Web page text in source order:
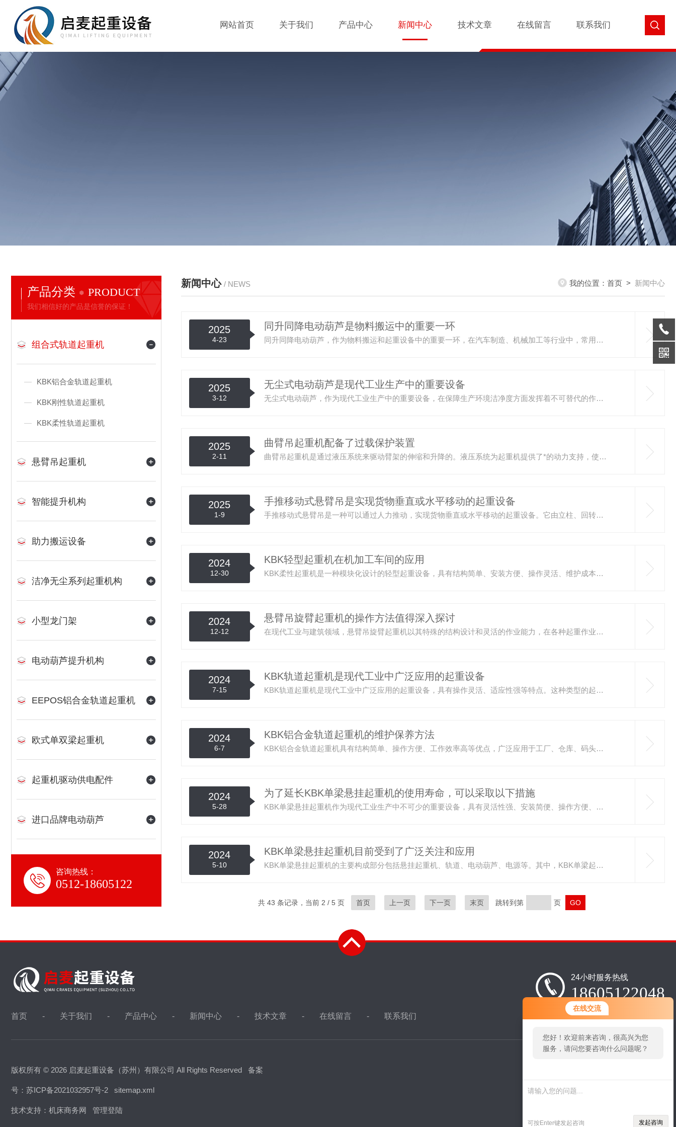
在线交流
您好！欢迎前来咨询，很高兴为您
服务，请问您要咨询什么问题呢？
可按Enter键发起咨询 发起咨询
网站首页 关于我们 产品中心 新闻中心 技术文章 在线留言 联系我们
产品分类 PRODUCT
我们相信好的产品是信誉的保证！
组合式轨道起重机
KBK铝合金轨道起重机
KBK刚性轨道起重机
KBK柔性轨道起重机
悬臂吊起重机
智能提升机构
助力搬运设备
洁净无尘系列起重机构
小型龙门架
电动葫芦提升机构
EEPOS铝合金轨道起重机
欧式单双梁起重机
起重机驱动供电配件
进口品牌电动葫芦
咨询热线：
0512-18605122
新闻中心 / NEWS 我的位置： 首页 > 新闻中心
2025
4-23
同升同降电动葫芦是物料搬运中的重要一环
同升同降电动葫芦，作为物料搬运和起重设备中的重要一环，在汽车制造、机械加工等行业中，常用于吊运大型零部件或成品，提高生产效率并确保操作安全；在货物装卸、堆垛等作业中，能够实现货物的快速、准确吊运，减少人工劳动强度；在建筑工地上，可用于吊运建筑材料、工具等物品，方便施工人员进行高空作业。同升同降电动葫芦的测定步骤：1.准备工作：-将电动葫芦安装在试验台上，确保安装牢固且位置正确。-连接好电源和控制系统，检查线路是否连接正确、绝缘是否良好。2.空载测试：-启动电动葫芦，进行空载升...
2025
3-12
无尘式电动葫芦是现代工业生产中的重要设备
无尘式电动葫芦，作为现代工业生产中的重要设备，在保障生产环境洁净度方面发挥着不可替代的作用，专为无尘环境设计，如生物工程、医疗器械、食品、微电子等行业。在这些行业中，微小的粉尘都可能对产品质量产生严重影响。因此，通过其特殊的防尘设计，能够在吊装作业过程中有效防止灰尘的产生和扩散，确保生产环境的高洁净度。无尘式电动葫芦的特点：1.洁净耐磨：整个葫芦吊机采用不锈钢材料进行外围包装，下方连接的起重链条也进行了包裹处理，有效避免了尘土沾染。同时，不锈钢材质具有良好的耐磨、耐腐蚀性能，...
2025
2-11
曲臂吊起重机配备了过载保护装置
曲臂吊起重机是通过液压系统来驱动臂架的伸缩和升降的。液压系统为起重机提供了*的动力支持，使其能够轻松地举起沉重的物体。同时，操作人员可以通过控制手柄准确地控制臂架的伸展角度、长度以及起升高度，确保吊装作业的安全和准确。这种准确的控制能力对于一些对吊运精度要求较高的工作尤为重要，比如在吊运精密仪器或者易碎物品时，操作人员可以利用曲臂吊的准确控制功能，将物品平稳地吊运到目的地，避免因晃动或碰撞而造成损坏。在安全方面，曲臂吊起重机也有着诸多的设计保障，它配备了过载保护装置。当吊装的...
2025
1-9
手推移动式悬臂吊是实现货物垂直或水平移动的起重设备
手推移动式悬臂吊是一种可以通过人力推动，实现货物垂直或水平移动的起重设备。它由立柱、回转装置、悬臂梁、电动葫芦(或其他升降机构)、底座和移动机构等部分组成。立柱固定于底座上，悬臂梁通过回转装置与立柱连接，可以在水平面内旋转。电动葫芦安装在悬臂梁上，负责货物的升降。底座下方装有轮子，使得整个设备可以方便地移动到不同的工作位置。该设备的工作原理相对简单。操作者通过推动底座，将悬臂吊移至固定位置，然后调整悬臂梁的角度，使其对准货物。随后，启动电动葫芦，通过钢丝绳将货物提升或降低到所...
2024
12-30
KBK轻型起重机在机加工车间的应用
KBK柔性起重机是一种模块化设计的轻型起重设备，具有结构简单、安装方便、操作灵活、维护成本低等特点。其采用电气自动化控制，可实现多种运动方式，如直线运动、曲线运动等。KBK柔性起重机适用于各种场合的物料搬运，如生产线、仓库、车间等。本文介绍KBK轻型起重机在机加工车间的应用。1.提高生产效率装配车间生产线复杂，涉及大量重型零部件的搬运。采用KBK柔性起重机后，大大提高了生产效率。一方面，KBK起重机运行速度快，缩短了物料搬运时间；另一方面，其灵活的运动方式，使得生产线布局更加...
2024
12-12
悬臂吊旋臂起重机的操作方法值得深入探讨
在现代工业与建筑领域，悬臂吊旋臂起重机以其特殊的结构设计和灵活的作业能力，在各种起重作业中扮演着*的角色。这种起重机通过其旋转和伸缩的功能，能够覆盖更广的工作范围，提高了工作效率和安全性。悬臂吊旋臂起重机的基本工作原理是利用固定在基座上的立柱作为支撑点，通过顶部的回转机构使悬臂进行360度旋转。悬臂本身可以水平伸展或收缩，以适应不同距离的起吊需求。这种设计使得起重机能够在较小的占地面积内实现大范围的作业覆盖。悬臂吊旋臂起重机的设计特点主要体现在其结构的灵活性和操作的便捷性上。...
2024
7-15
KBK轨道起重机是现代工业中广泛应用的起重设备
KBK轨道起重机是现代工业中广泛应用的起重设备，具有操作灵活、适应性强等特点。这种类型的起重机采用模块化设计，能够根据不同的使用环境和需求进行快速组装和调整，提高了工作效率和安全性。核心优势在于其柔性组合式悬挂系统。该系统允许起重机在多种配置下运行，包括直线运行、转弯及变轨等模式。这种设计使得KBK起重机能够在复杂的工作环境中，如生产线上方或物料搬运区域，实现高效的空间利用和物品搬运。同时，转弯及变轨技术的运用，确保了起重机能在有限的空间内进行多方位的物品搬运作业。KBK轨道...
2024
6-7
KBK铝合金轨道起重机的维护保养方法
KBK铝合金轨道起重机具有结构简单、操作方便、工作效率高等优点，广泛应用于工厂、仓库、码头等场所。它可以替代人工搬运，提高生产效率，减少劳动强度，是现代工业生产中不可少的重要设备之一。是一种用于工业生产中起重和搬运物料的机械设备。它由起重机构、移动机构和支撑结构组成，可沿着轨道移动，实现对物料的精准搬运和起升操作。1.起重机构由电动机、齿轮箱、钢丝绳和吊钩等部件组成。电动机通过齿轮箱传动，驱动钢丝绳上下升降，实现对物料的起升操作。吊钩通过钢丝绳连接，可以快速、准确地吊取和放置...
2024
5-28
为了延长KBK单梁悬挂起重机的使用寿命，可以采取以下措施
KBK单梁悬挂起重机作为现代工业生产中不可少的重要设备，具有灵活性强、安装简便、操作方便、维护便捷、适用范围广等多项优势，为企业提高生产效率、降低成本、改善工作环境等方面带来了重要的帮助和支持。随着工业自动化的不断发展和进步，将在未来得到更广泛的应用和发展。KBK单梁悬挂起重机在结构上的特别之处包括以下几点：1.单梁结构：采用单梁结构设计，相较于双梁结构，具有更简洁的构造和更经济的成本。2.可调节式：梁体可以进行无级伸缩和调节，适应不同跨度和高度的使用需求。3.轻型设计：采用...
2024
5-10
KBK单梁悬挂起重机目前受到了广泛关注和应用
KBK单梁悬挂起重机的主要构成部分包括悬挂起重机、轨道、电动葫芦、电源等。其中，KBK单梁起重机是该设备的核心部分，通常由起重电机、起重机构、起重箱、控制器等部件组成，具有较强的起重能力和稳定性。轨道主要用于支撑起重机的移动，通常安装在工厂顶部或相关设施上。电动葫芦是进行货物吊运的关键部件，可以实现对货物的快速、准确的起吊和放置操作。随着工业化进程的加快，各种行业对起重设备的需求也在不断增加，KBK单梁悬挂起重机作为一种灵活多变的悬挂设备，受到广泛关注和应用。产品种类繁多，性...
共 43 条记录，当前 2 / 5 页 首页 上一页 下一页 末页 跳转到第 页
首页 关于我们 产品中心 新闻中心 技术文章 在线留言 联系我们
24小时服务热线
18605122048
版权所有 © 2026 启麦起重设备（苏州）有限公司 All Rights Reserved 备案
号：苏ICP备2021032957号-2 sitemap.xml
技术支持： 机床商务网 管理登陆